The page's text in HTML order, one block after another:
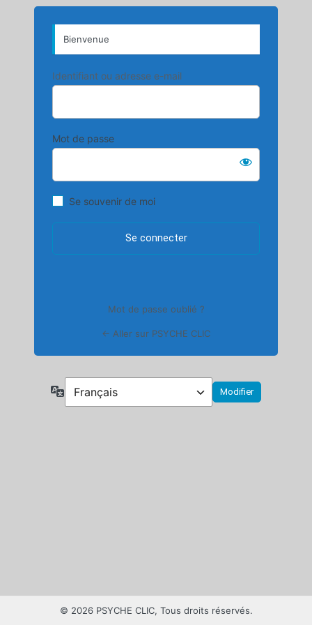
Bienvenue
Identifiant ou adresse e-mail
Mot de passe
Se souvenir de moi
Mot de passe oublié ?
← Aller sur PSYCHE CLIC
Langue
© 2026 PSYCHE CLIC, Tous droits réservés.